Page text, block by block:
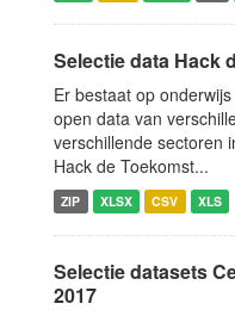
Selectie data Hack
Er bestaat op
open data van
verschillende sectoren
Hack de Toekomst...
ZIP XLSX CSV XLS
Selectie datasets
2017